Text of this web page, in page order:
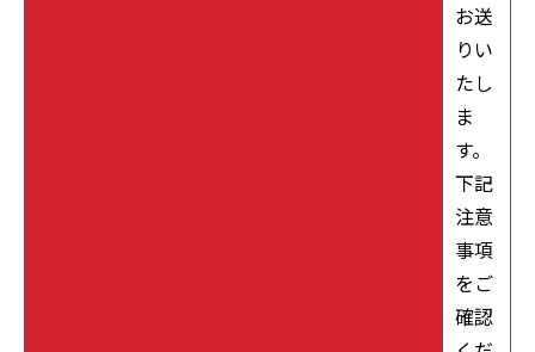
お送
りい
たし
ま
す。
下記
注意
事項
をご
確認